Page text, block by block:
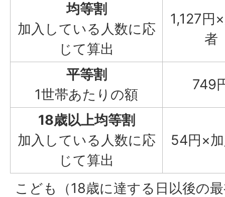
均等割
加入している人数に応
じて算出
1,127円
者
平等割
1世帯あたりの額
749
18歳以上均等割
加入している人数に応
じて算出
54円×
こども（18歳に達する日以後の